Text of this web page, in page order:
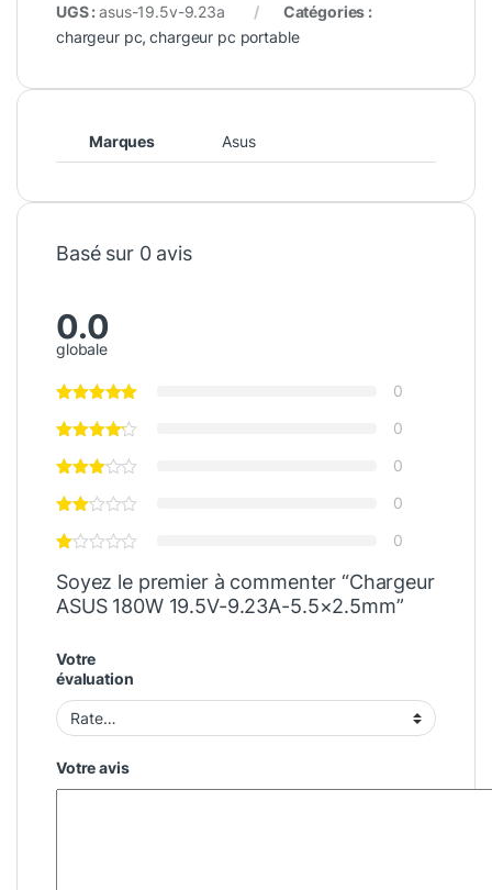
UGS :asus-19.5v-9.23a
Catégories :
chargeur pc,chargeur pc portable
Marques Asus
Basé sur 0 avis
0.0
globale
0
0
0
0
0
Soyez le premier à commenter “Chargeur
ASUS 180W 19.5V-9.23A-5.5×2.5mm”
Votre
évaluation
Votre avis